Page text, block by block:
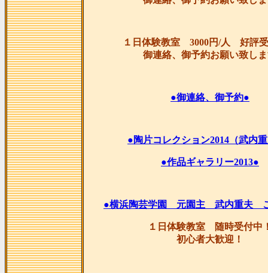
１日体験教室 3000円/人 好評
御連絡、御予約お願い致し
●御連絡、御予約●
●陶片コレクション2014（武内
●作品ギャラリー2013●
●横浜陶芸学園 元園主 武内重夫
１日体験教室 随時受付中
初心者大歓迎！